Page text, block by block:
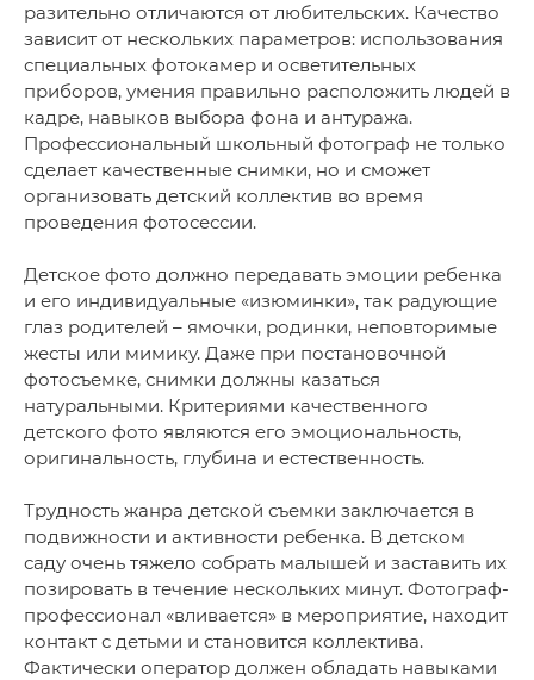
разительно отличаются от любительских. Качество
зависит от нескольких параметров: использования
специальных фотокамер и осветительных
приборов, умения правильно расположить людей в
кадре, навыков выбора фона и антуража.
Профессиональный школьный фотограф не только
сделает качественные снимки, но и сможет
организовать детский коллектив во время
проведения фотосессии.
Детское фото должно передавать эмоции ребенка
и его индивидуальные «изюминки», так радующие
глаз родителей – ямочки, родинки, неповторимые
жесты или мимику. Даже при постановочной
фотосъемке, снимки должны казаться
натуральными. Критериями качественного
детского фото являются его эмоциональность,
оригинальность, глубина и естественность.
Трудность жанра детской съемки заключается в
подвижности и активности ребенка. В детском
саду очень тяжело собрать малышей и заставить их
позировать в течение нескольких минут. Фотограф-
профессионал «вливается» в мероприятие, находит
контакт с детьми и становится коллектива.
Фактически оператор должен обладать навыками